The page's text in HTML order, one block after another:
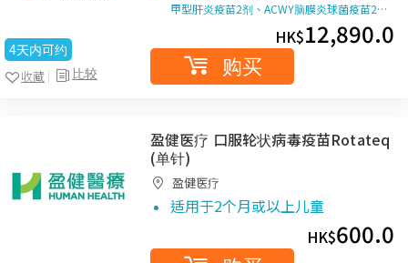
4天内可约
比较
收藏
甲型肝炎疫苗2剂、ACWY脑膜炎球菌疫苗2…
HK$12,890.0
购买
盈健医疗 口服轮状病毒疫苗Rotateq
(单针)
盈健医疗
适用于2个月或以上儿童
HK$600.0